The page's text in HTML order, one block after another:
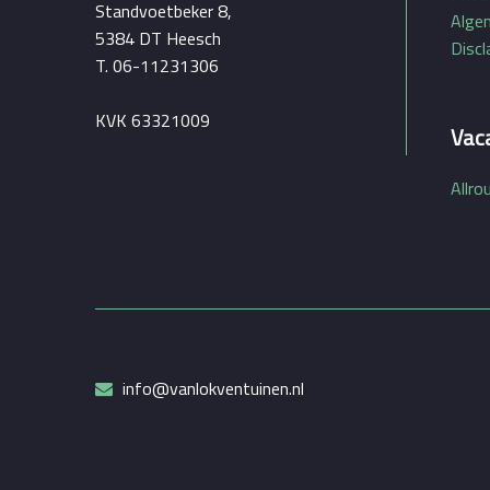
Standvoetbeker 8,
5384 DT Heesch
T. 06-11231306
KVK 63321009
info@vanlokventuinen.nl